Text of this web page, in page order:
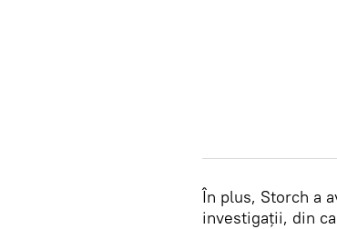
În plus, Storch a
investigații, din